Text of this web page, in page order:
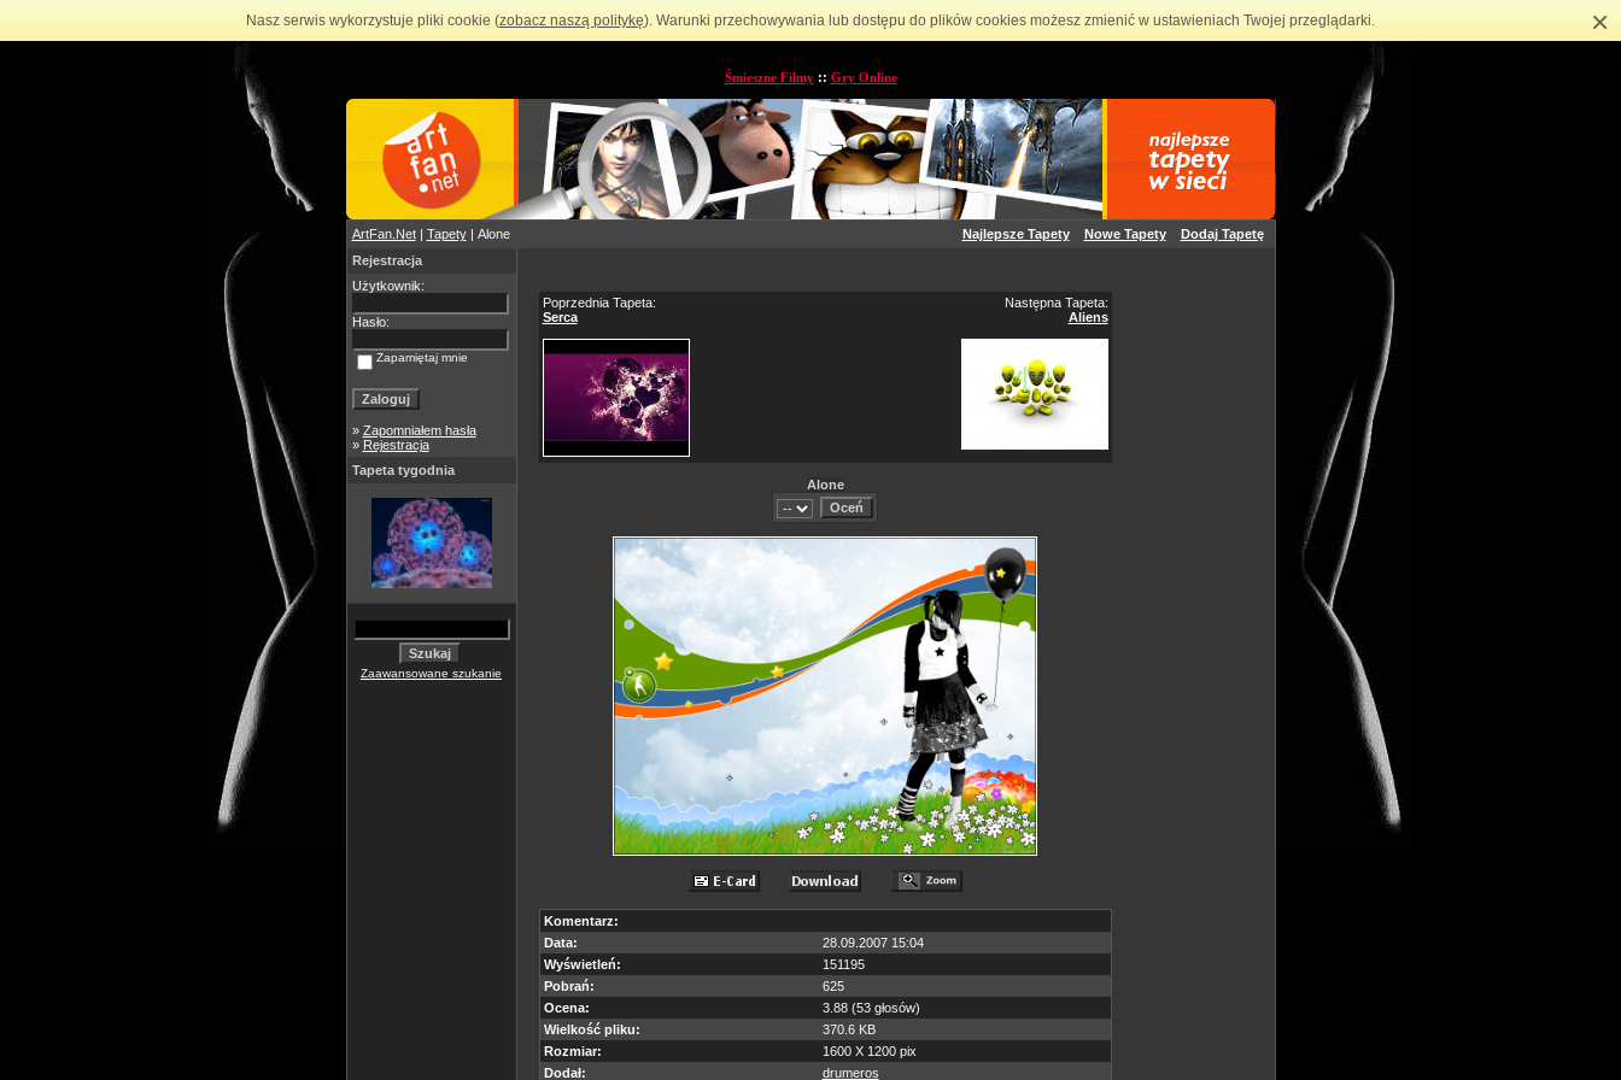
Nasz serwis wykorzystuje pliki cookie (zobacz naszą politykę). Warunki przechowywania lub dostępu do plików cookies możesz zmienić w ustawieniach Twojej przeglądarki. ×
Śmieszne Filmy:: Gry Online
ArtFan.Net| Tapety| Alone Najlepsze Tapety Nowe Tapety
Dodaj Tapetę
Rejestracja
Użytkownik:
Hasło:
Zapamiętaj mnie
» Zapomniałem hasła
» Rejestracja
Tapeta tygodnia
Zaawansowane szukanie
Poprzednia Tapeta:
Serca
Następna Tapeta:
Aliens
Alone
Komentarz:
Data:
28.09.2007 15:04
Wyświetleń:
151195
Pobrań:
625
Ocena:
3.88 (53 głosów)
Wielkość pliku:
370.6 KB
Rozmiar:
1600 X 1200 pix
Dodał:
drumeros